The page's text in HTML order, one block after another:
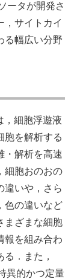
ータが開発さ
，サイトカイ
る幅広い分野
，細胞浮遊液
胞を解析する
・解析を高速
細胞おのおの
違いや，さら
色の違いなど
まざまな細胞
報を組み合わ
．また，
異的かつ定量